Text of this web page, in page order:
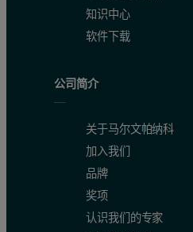
知识中心
软件下载
公司简介
关于马尔文帕纳科
加入我们
品牌
奖项
认识我们的专家